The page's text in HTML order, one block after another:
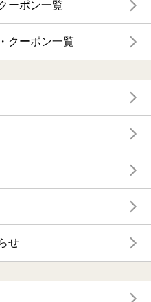
ーポン一覧
クーポン一覧
せ